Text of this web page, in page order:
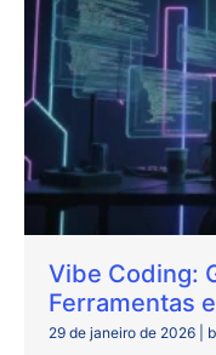
Vibe Coding:
Ferramentas
29 de janeiro de 2026